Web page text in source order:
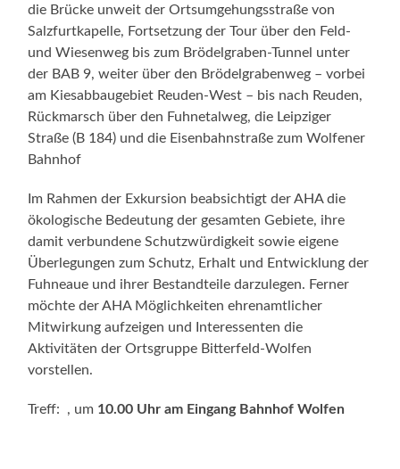
die Brücke unweit der Ortsumgehungsstraße von
Salzfurtkapelle, Fortsetzung der Tour über den Feld-
und Wiesenweg bis zum Brödelgraben-Tunnel unter
der BAB 9, weiter über den Brödelgrabenweg – vorbei
am Kiesabbaugebiet Reuden-West – bis nach Reuden,
Rückmarsch über den Fuhnetalweg, die Leipziger
Straße (B 184) und die Eisenbahnstraße zum Wolfener
Bahnhof
Im Rahmen der Exkursion beabsichtigt der AHA die
ökologische Bedeutung der gesamten Gebiete, ihre
damit verbundene Schutzwürdigkeit sowie eigene
Überlegungen zum Schutz, Erhalt und Entwicklung der
Fuhneaue und ihrer Bestandteile darzulegen. Ferner
möchte der AHA Möglichkeiten ehrenamtlicher
Mitwirkung aufzeigen und Interessenten die
Aktivitäten der Ortsgruppe Bitterfeld-Wolfen
vorstellen.
Treff: , um 10.00 Uhr am Eingang Bahnhof Wolfen